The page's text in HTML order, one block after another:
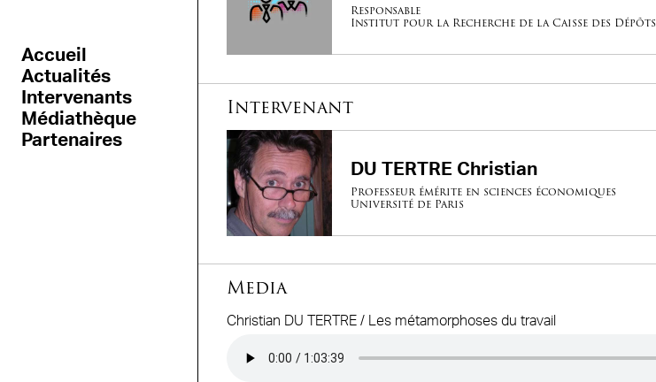
Accueil
Actualités
Intervenants
Médiathèque
Partenaires
Responsable
Institut pour la Recherche de la Caisse des Dépôts
Intervenant
DU TERTRE Christian
Professeur émérite en sciences économiques
Université de Paris
Media
Christian DU TERTRE / Les métamorphoses du travail